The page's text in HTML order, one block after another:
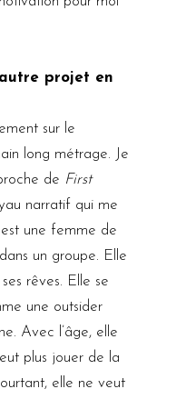
projet en
sur le
long métrage. Je
de First
narratif qui me
une femme de
un groupe. Elle
rêves. Elle se
une outsider
Avec l’âge, elle
plus jouer de la
elle ne veut